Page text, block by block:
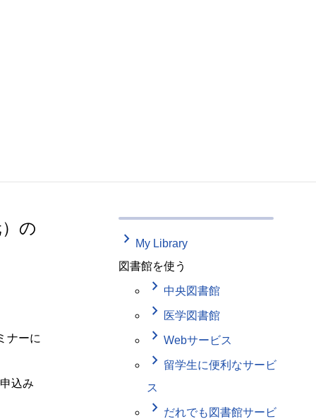
の
ナーに
込み
keyboard_arrow_right My Library
図書館を使う
keyboard_arrow_right 中央図書館
keyboard_arrow_right 医学図書館
keyboard_arrow_right Webサービス
keyboard_arrow_right 留学生に便利なサービ
ス
keyboard_arrow_right だれでも図書館サービ